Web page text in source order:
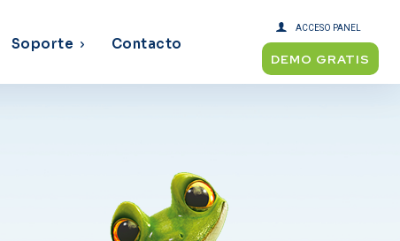
Soporte Contacto
ACCESO PANEL
DEMO GRATIS